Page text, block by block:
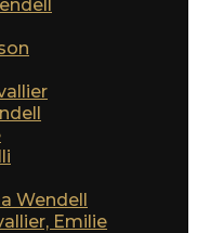
Wendell
Emilie